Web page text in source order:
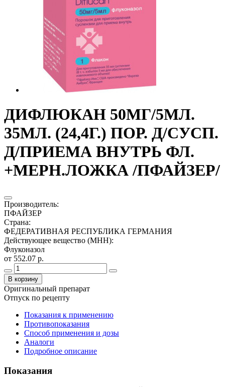
ДИФЛЮКАН 50МГ/5МЛ.
35МЛ. (24,4Г.) ПОР. Д/СУСП.
Д/ПРИЕМА ВНУТРЬ ФЛ.
+МЕРН.ЛОЖКА /ПФАЙЗЕР/
Производитель:
ПФАЙЗЕР
Страна:
ФЕДЕРАТИВНАЯ РЕСПУБЛИКА ГЕРМАНИЯ
Действующее вещество (МНН):
Флуконазол
от 552.07 р.
В корзину
Оригинальный препарат
Отпуск по рецепту
Показания к применению
Противопоказания
Способ применения и дозы
Аналоги
Подробное описание
Показания